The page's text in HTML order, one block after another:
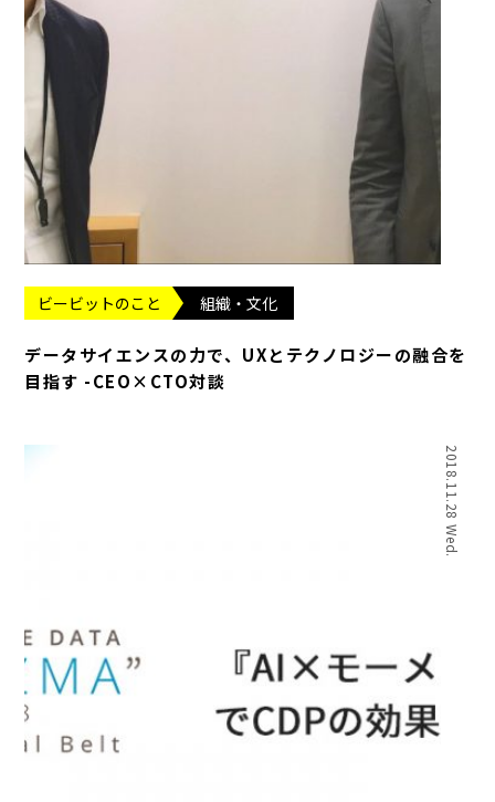
ビービットのこと 組織・文化
データサイエンスの力で、UXとテクノロジーの融合を
目指す -CEO×CTO対談
2018.11.28 Wed.